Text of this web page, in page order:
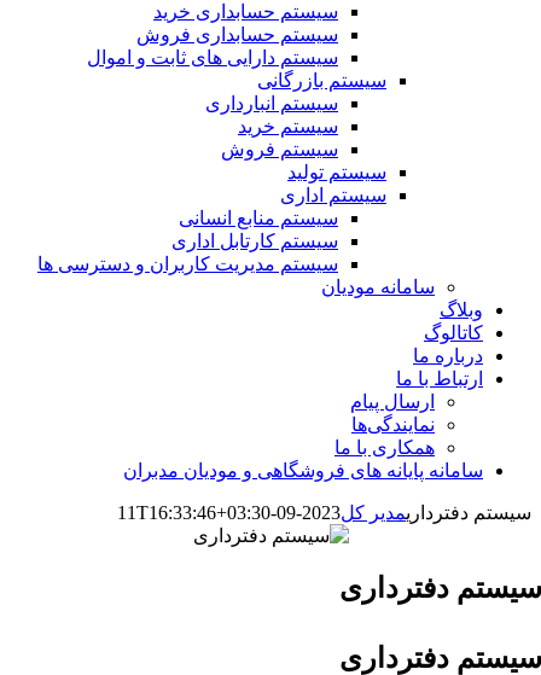
سیستم حسابداری خرید
سیستم حسابداری فروش
سیستم دارایی های ثابت و اموال
سیستم بازرگانی
سیستم انبارداری
سیستم خرید
سیستم فروش
سیستم تولید
سیستم اداری
سیستم منابع انسانی
سیستم کارتابل اداری
سیستم مدیریت کاربران و دسترسی ها
سامانه مودیان
وبلاگ
کاتالوگ
درباره ما
ارتباط با ما
ارسال پیام
نمایندگی‌ها
همکاری با ما
سامانه پایانه های فروشگاهی و مودیان مدبران
سیستم دفترداریمدیر کل2023-09-11T16:33:46+03:30
سیستم دفترداری
سیستم دفترداری